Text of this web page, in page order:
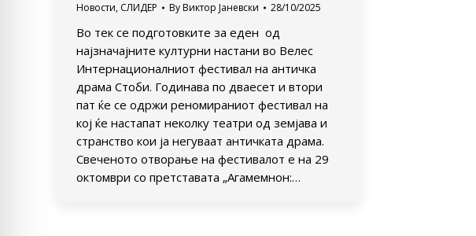
Новости, СЛИДЕР By Виктор Јаневски 28/10/2025
Во тек се подготовките за еден од
најзначајните културни настани во Велес
Интернационалниот фестивал на античка
драма Стоби. Годинава по дваесет и втори
пат ќе се одржи реномираниот фестивал на
кој ќе настапат неколку театри од земјава и
странство кои ја негуваат античката драма.
Свеченото отворање на фестивалот е на 29
октомври со претставата „Агамемнон:…